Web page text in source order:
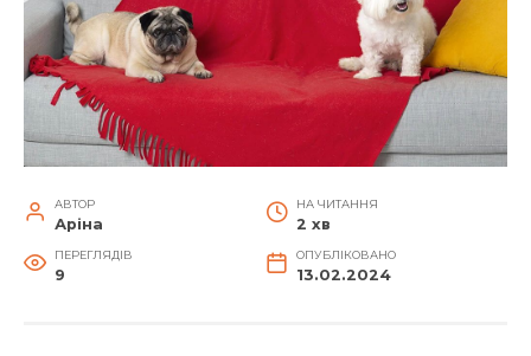
АВТОР
Аріна
НА ЧИТАННЯ
2 хв
ПЕРЕГЛЯДІВ
9
ОПУБЛІКОВАНО
13.02.2024